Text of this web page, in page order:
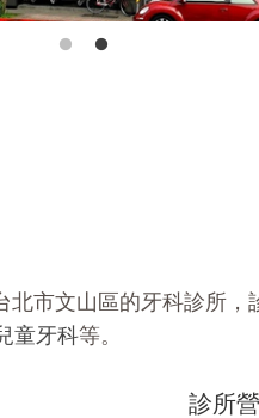
北市文山區的牙科診所，
童牙科等。
診所